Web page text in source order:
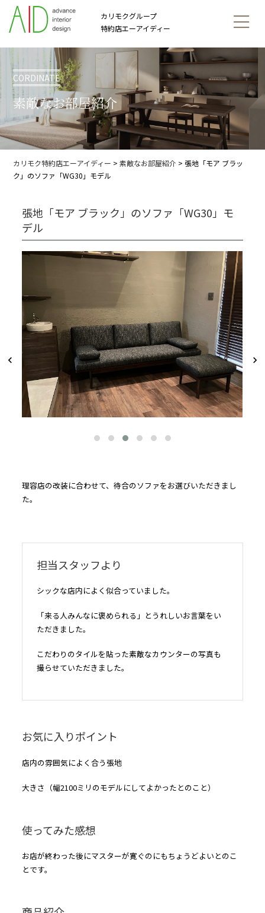
カリモクグループ
特約店エーアイディー
CORDINATE
素敵なお部屋紹介
カリモク特約店エーアイディー >素敵なお部屋紹介 > 張地「モア ブラッ
ク」のソファ「WG30」モデル
張地「モア ブラック」のソファ「WG30」モ
デル
理容店の改装に合わせて、待合のソファをお選びいただきまし
た。
担当スタッフより
シックな店内によく似合っていました。
「来る人みんなに褒められる」とうれしいお言葉をい
ただきました。
こだわりのタイルを貼った素敵なカウンターの写真も
撮らせていただきました。
お気に入りポイント
店内の雰囲気によく合う張地
大きさ（幅2100ミリのモデルにしてよかったとのこと）
使ってみた感想
お店が終わった後にマスターが寛ぐのにもちょうどよいとのこ
とです。